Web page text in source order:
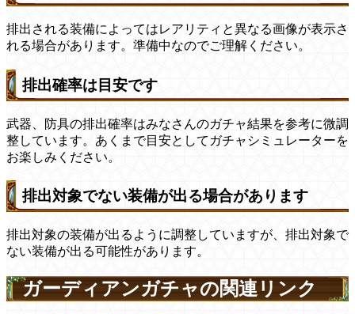
排出される装備によってはレアリティと異なる画像が表示さ
れる場合があります。準備中なのでご理解ください。
排出確率は目安です
武器、防具の排出確率はみなさんのガチャ結果を参考に微調
整しています。あくまで目安としてガチャシミュレーターを
お楽しみください。
排出対象でない装備が出る場合があります
排出対象の装備が出るように調整していますが、排出対象で
ない装備が出る可能性があります。
ガーディアンガチャの関連リンク